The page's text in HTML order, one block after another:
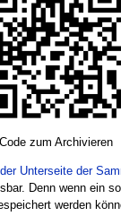
zum Archivieren
Unterseite der
Denn wenn ein
werden